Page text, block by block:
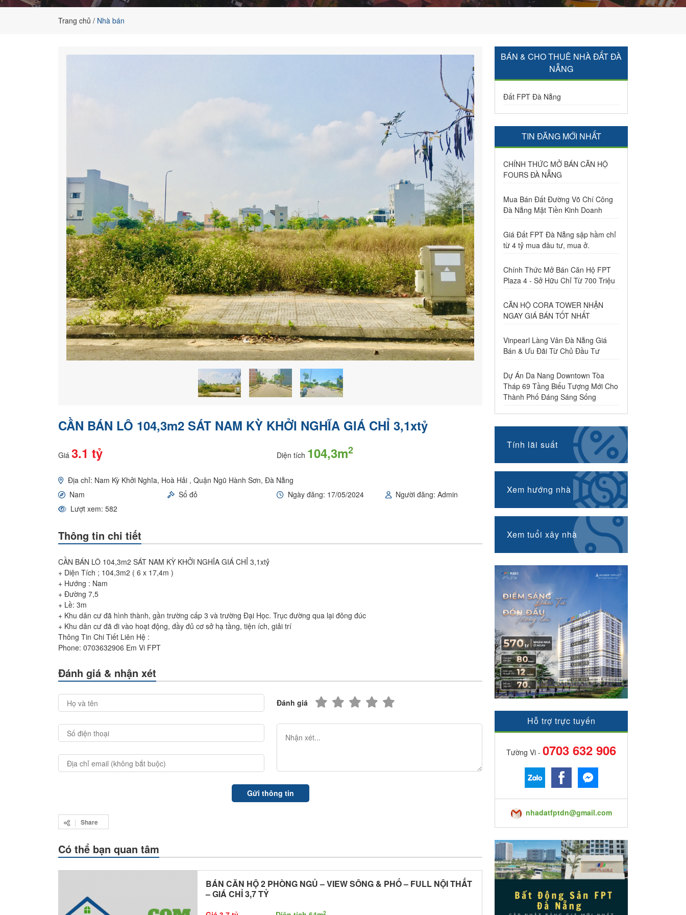
cho
khách
Trang chủ Nhà bán
CẦN BÁN LÔ 104,3m2 SÁT NAM KỲ KHỞI NGHĨA GIÁ CHỈ 3,1xtỷ
Giá 3.1 tỷ Diện tích 104,3m2
Địa chỉ: Nam Kỳ Khởi Nghĩa, Hoà Hải , Quận Ngũ Hành Sơn, Đà Nẵng
Nam
Sổ đỏ Ngày đăng: 17/05/2024
Người đăng: Admin
Lượt xem: 582
Thông tin chi tiết
CẦN BÁN LÔ 104,3m2 SÁT NAM KỲ KHỞI NGHĨA GIÁ CHỈ 3,1xtỷ
+ Diện Tích ; 104,3m2 ( 6 x 17,4m )
+ Hướng : Nam
+ Đường 7,5
+ Lề: 3m
+ Khu dân cư đã hình thành, gần trường cấp 3 và trường Đại Học. Trục đường qua lại đông đúc
+ Khu dân cư đã đi vào hoạt động, đầy đủ cơ sở hạ tầng, tiện ích, giải trí
Thông Tin Chi Tiết Liên Hệ :
Phone: 0703632906 Em Vi FPT
Đánh giá & nhận xét
Đánh giá
Share
Có thể bạn quan tâm
BÁN CĂN HỘ 2 PHÒNG NGỦ – VIEW SÔNG & PHỐ – FULL NỘI THẤT
– GIÁ CHỈ 3,7 TỶ
2
BÁN & CHO THUÊ NHÀ ĐẤT ĐÀ
NẴNG
Đất FPT Đà Nẵng
TIN ĐĂNG MỚI NHẤT
CHÍNH THỨC MỞ BÁN CĂN HỘ
FOURS ĐÀ NẴNG
Mua Bán Đất Đường Võ Chí Công
Đà Nẵng Mặt Tiền Kinh Doanh
Giá Đất FPT Đà Nẵng sập hầm chỉ
từ 4 tỷ mua đâu tư, mua ở.
Chính Thức Mở Bán Căn Hộ FPT
Plaza 4 - Sở Hữu Chỉ Từ 700 Triệu
CĂN HỘ CORA TOWER NHẬN
NGAY GIÁ BÁN TỐT NHẤT
Vinpearl Làng Vân Đà Nẵng Giá
Bán & Ưu Đãi Từ Chủ Đầu Tư
Dự Án Da Nang Downtown Tòa
Tháp 69 Tầng Biểu Tượng Mới Cho
Thành Phố Đáng Sáng Sống
Tính lãi suất
Xem hướng nhà
Xem tuổi xây nhà
Hỗ trợ trực tuyến
Tường Vi - 0703 632 906
nhadatfptdn@gmail.com